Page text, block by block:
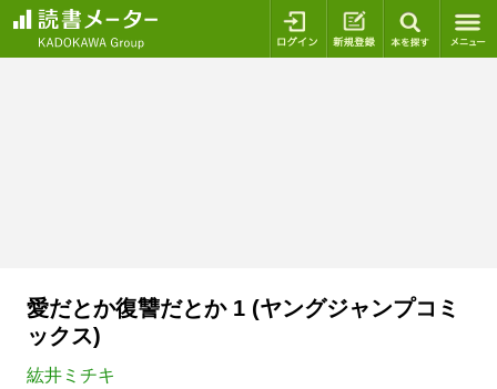
ログイン 新規登録
愛だとか復讐だとか 1 (ヤングジャンプコミ
ックス)
紘井ミチキ